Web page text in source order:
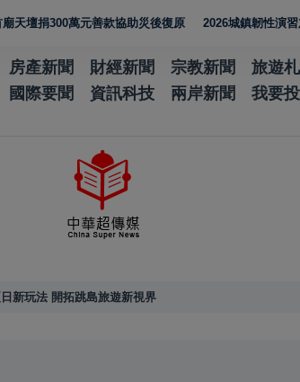
善款協助災後復原 2026城鎮韌性演習加入通訊測
房產新聞 財經新聞 宗教新聞 旅遊
國際要聞 資訊科技 兩岸新聞 我要
新玩法 開拓跳島旅遊新視界